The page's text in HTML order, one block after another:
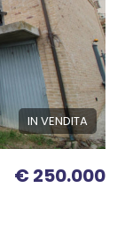
IN VENDITA
€ 250.000